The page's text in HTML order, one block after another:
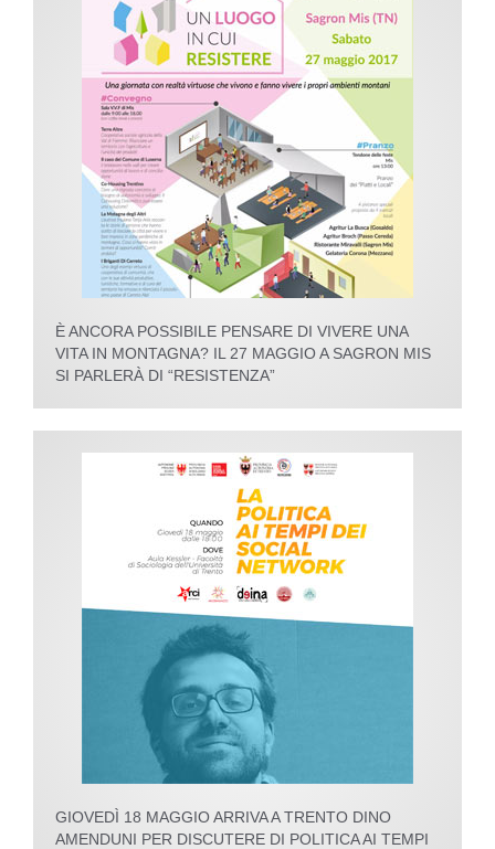
È ANCORA POSSIBILE PENSARE DI VIVERE UNA
VITA IN MONTAGNA? IL 27 MAGGIO A SAGRON MIS
SI PARLERÀ DI “RESISTENZA”
GIOVEDÌ 18 MAGGIO ARRIVA A TRENTO DINO
AMENDUNI PER DISCUTERE DI POLITICA AI TEMPI